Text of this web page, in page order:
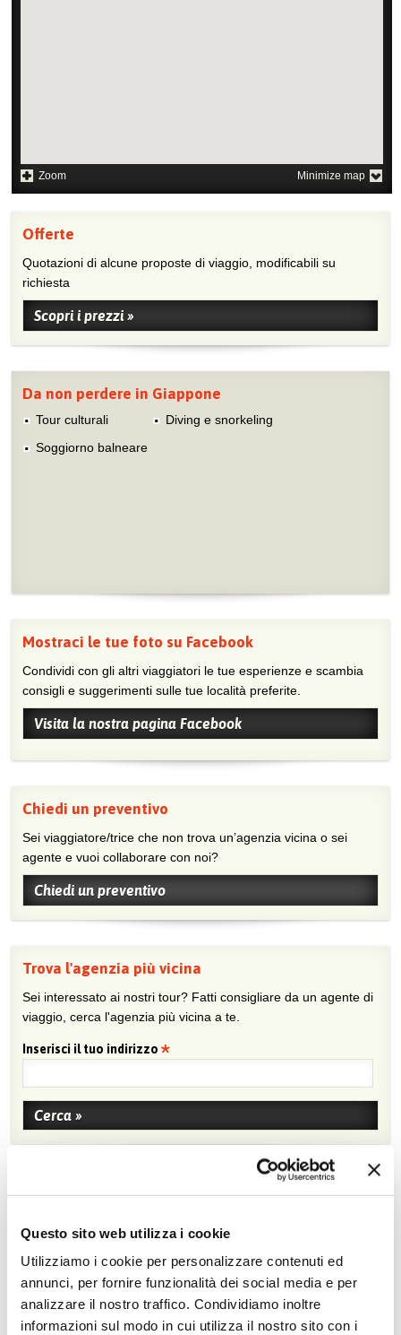
Questo sito web utilizza i cookie
Utilizziamo i cookie per personalizzare contenuti ed
annunci, per fornire funzionalità dei social media e per
analizzare il nostro traffico. Condividiamo inoltre
informazioni sul modo in cui utilizza il nostro sito con i
Zoom Minimize map
Offerte
Quotazioni di alcune proposte di viaggio, modificabili su
richiesta
Scopri i prezzi »
Da non perdere in Giappone
Tour culturali
Diving e snorkeling
Soggiorno balneare
Mostraci le tue foto su Facebook
Condividi con gli altri viaggiatori le tue esperienze e scambia
consigli e suggerimenti sulle tue località preferite.
Visita la nostra pagina Facebook
Chiedi un preventivo
Sei viaggiatore/trice che non trova un’agenzia vicina o sei
agente e vuoi collaborare con noi?
Chiedi un preventivo
Trova l'agenzia più vicina
Sei interessato ai nostri tour? Fatti consigliare da un agente di
viaggio, cerca l'agenzia più vicina a te.
Inserisci il tuo indirizzo
Non perdere nemmeno un'offerta Mikrotour,